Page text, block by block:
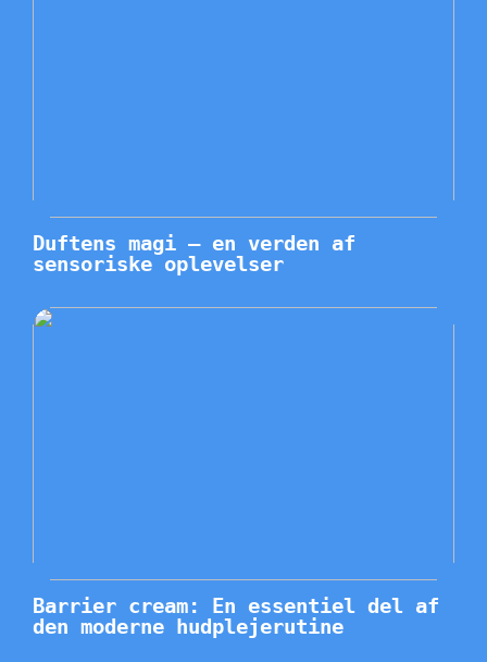
Duftens magi – en verden af
sensoriske oplevelser
Barrier cream: En essentiel del af
den moderne hudplejerutine